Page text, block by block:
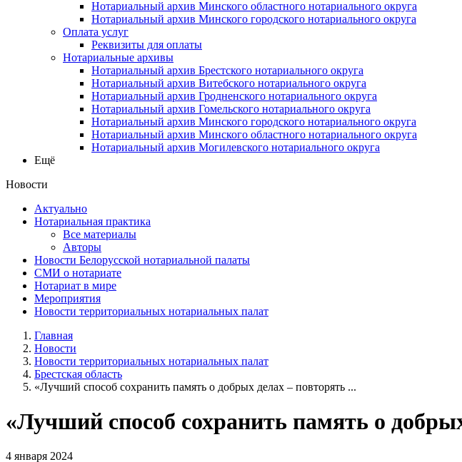
Нотариальный архив Минского областного нотариального округа
Нотариальный архив Минского городского нотариального округа
Оплата услуг
Реквизиты для оплаты
Нотариальные архивы
Нотариальный архив Брестского нотариального округа
Нотариальный архив Витебского нотариального округа
Нотариальный архив Гродненского нотариального округа
Нотариальный архив Гомельского нотариального округа
Нотариальный архив Минского городского нотариального округа
Нотариальный архив Минского областного нотариального округа
Нотариальный архив Могилевского нотариального округа
Ещё
Новости
Актуально
Нотариальная практика
Все материалы
Авторы
Новости Белорусской нотариальной палаты
СМИ о нотариате
Нотариат в мире
Мероприятия
Новости территориальных нотариальных палат
Главная
Новости
Новости территориальных нотариальных палат
Брестская область
«Лучший способ сохранить память о добрых делах – повторять ...
«Лучший способ сохранить память о
4 января 2024